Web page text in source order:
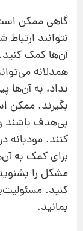
گاهی ممکن
نتوانند ارتباط
آن‌ها کمک
همدلانه
نداد، به آن‌ها
بگیرند. ممکن
بی‌هدف باشند و
کنند. مودبانه
برای کمک به
مشکل را
کنید.
بمانید.